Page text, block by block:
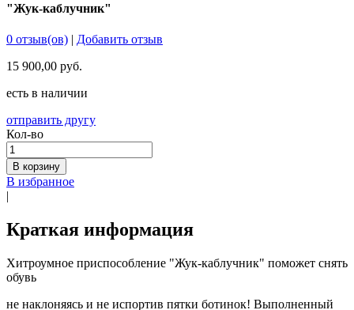
"Жук-каблучник"
0 отзыв(ов) | Добавить отзыв
15 900,00 руб.
есть в наличии
отправить другу
Кол-во
В корзину
В избранное
|
Краткая информация
Хитроумное приспособление "Жук-каблучник" поможет снять
обувь
не наклоняясь и не испортив пятки ботинок! Выполненный